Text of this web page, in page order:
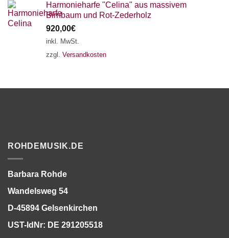
Harmonieharfe "Celina" aus massivem
Birnbaum und Rot-Zederholz
920,00€
inkl. MwSt.
zzgl. Versandkosten
ROHDEMUSIK.DE
Barbara Rohde
Wandelsweg 54
D-45894 Gelsenkirchen
UST-IdNr: DE 291205518